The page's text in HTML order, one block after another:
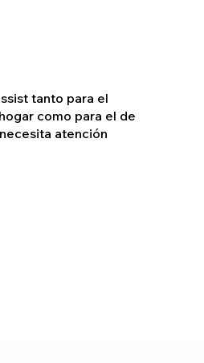
tanto para el
como para el de
atención